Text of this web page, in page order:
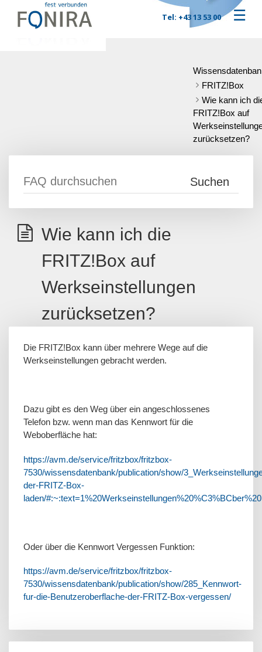
☰
Tel: +43 13 53 00
FRITZ!Box
Wie kann ich
FRITZ!Box auf
zurücksetzen?
Wie kann ich die
FRITZ!Box auf
Werkseinstellungen
zurücksetzen?
Die FRITZ!Box kann über mehrere Wege auf die
Werkseinstellungen gebracht werden.
Dazu gibt es den Weg über ein angeschlossenes
Telefon bzw. wenn man das Kennwort für die
Weboberfläche hat:
https://avm.de/service/fritzbox/fritzbox-
7530/wissensdatenbank/publication/show/
der-FRITZ-Box-
laden/
Oder über die Kennwort Vergessen Funktion:
https://avm.de/service/fritzbox/fritzbox-
7530/wissensdatenbank/publication/show/285_Kennwort-
fur-die-Benutzeroberflache-der-FRITZ-Box-vergessen/